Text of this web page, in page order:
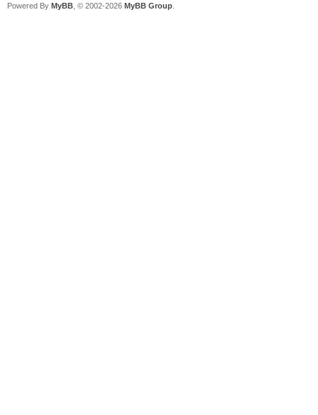
Powered By MyBB , © 2002-2026 MyBB Group